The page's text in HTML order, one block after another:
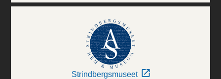
Strindbergsmuseet